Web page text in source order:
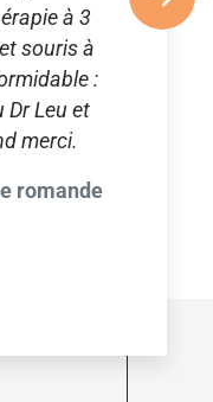
à 3
souris à
:
Dr Leu et
merci.
romande